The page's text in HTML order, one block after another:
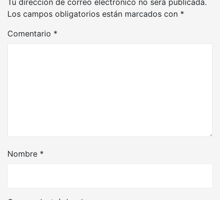
Los campos obligatorios están marcados con *
Comentario *
Nombre *